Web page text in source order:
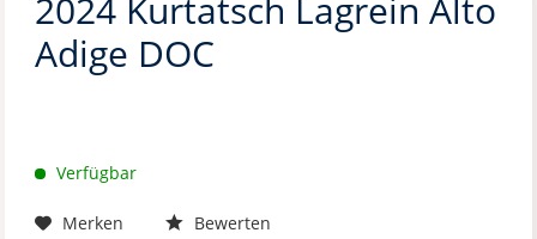
2024 Kurtatsch Lagrein Alto
Adige DOC
Verfügbar
Merken Bewerten